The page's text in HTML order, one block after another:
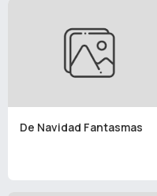
De Navidad Fantasmas